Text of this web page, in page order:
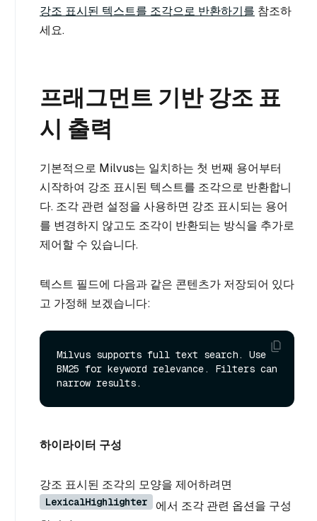
강조 표시된 텍스트를 조각으로 반환하기를 참조하
세요.
프래그먼트 기반 강조 표
시 출력
기본적으로 Milvus는 일치하는 첫 번째 용어부터
시작하여 강조 표시된 텍스트를 조각으로 반환합니
다. 조각 관련 설정을 사용하면 강조 표시되는 용어
를 변경하지 않고도 조각이 반환되는 방식을 추가로
제어할 수 있습니다.
텍스트 필드에 다음과 같은 콘텐츠가 저장되어 있다
고 가정해 보겠습니다:
Milvus supports full text search. Use
BM25 for keyword relevance. Filters can
하이라이터 구성
강조 표시된 조각의 모양을 제어하려면
LexicalHighlighter
에서 조각 관련 옵션을 구성